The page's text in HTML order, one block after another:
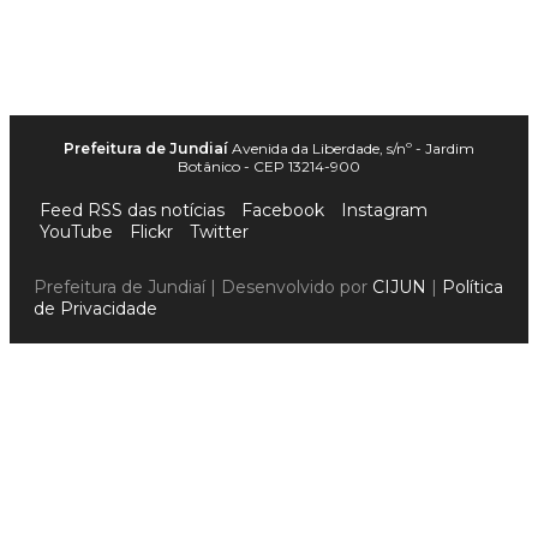
Prefeitura de Jundiaí Avenida da Liberdade, s/nº - Jardim
Botânico - CEP 13214-900
Feed RSS das notícias Facebook
Instagram
YouTube
Flickr Twitter
Prefeitura de Jundiaí | Desenvolvido por CIJUN | Política
de Privacidade